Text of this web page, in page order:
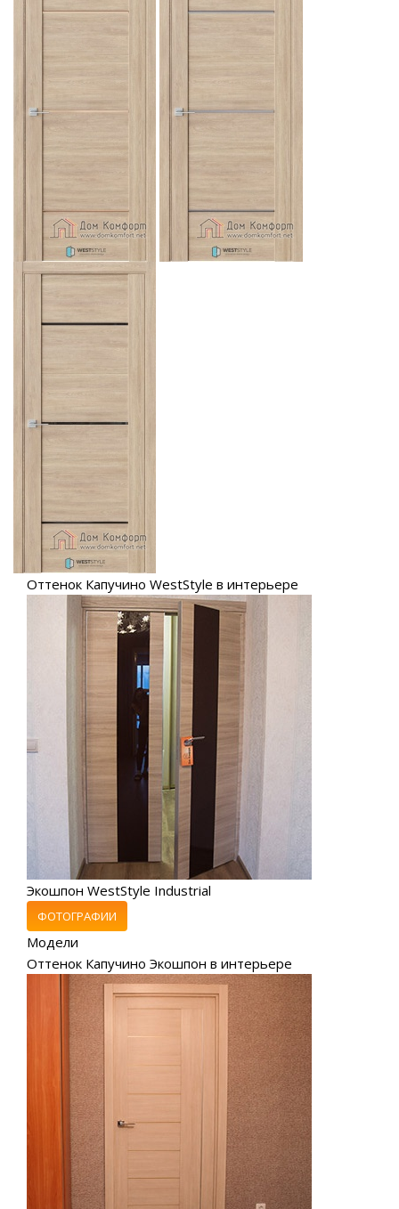
Оттенок Капучино WestStyle в интерьере
Экошпон WestStyle Industrial
ФОТОГРАФИИ
Модели
Оттенок Капучино Экошпон в интерьере